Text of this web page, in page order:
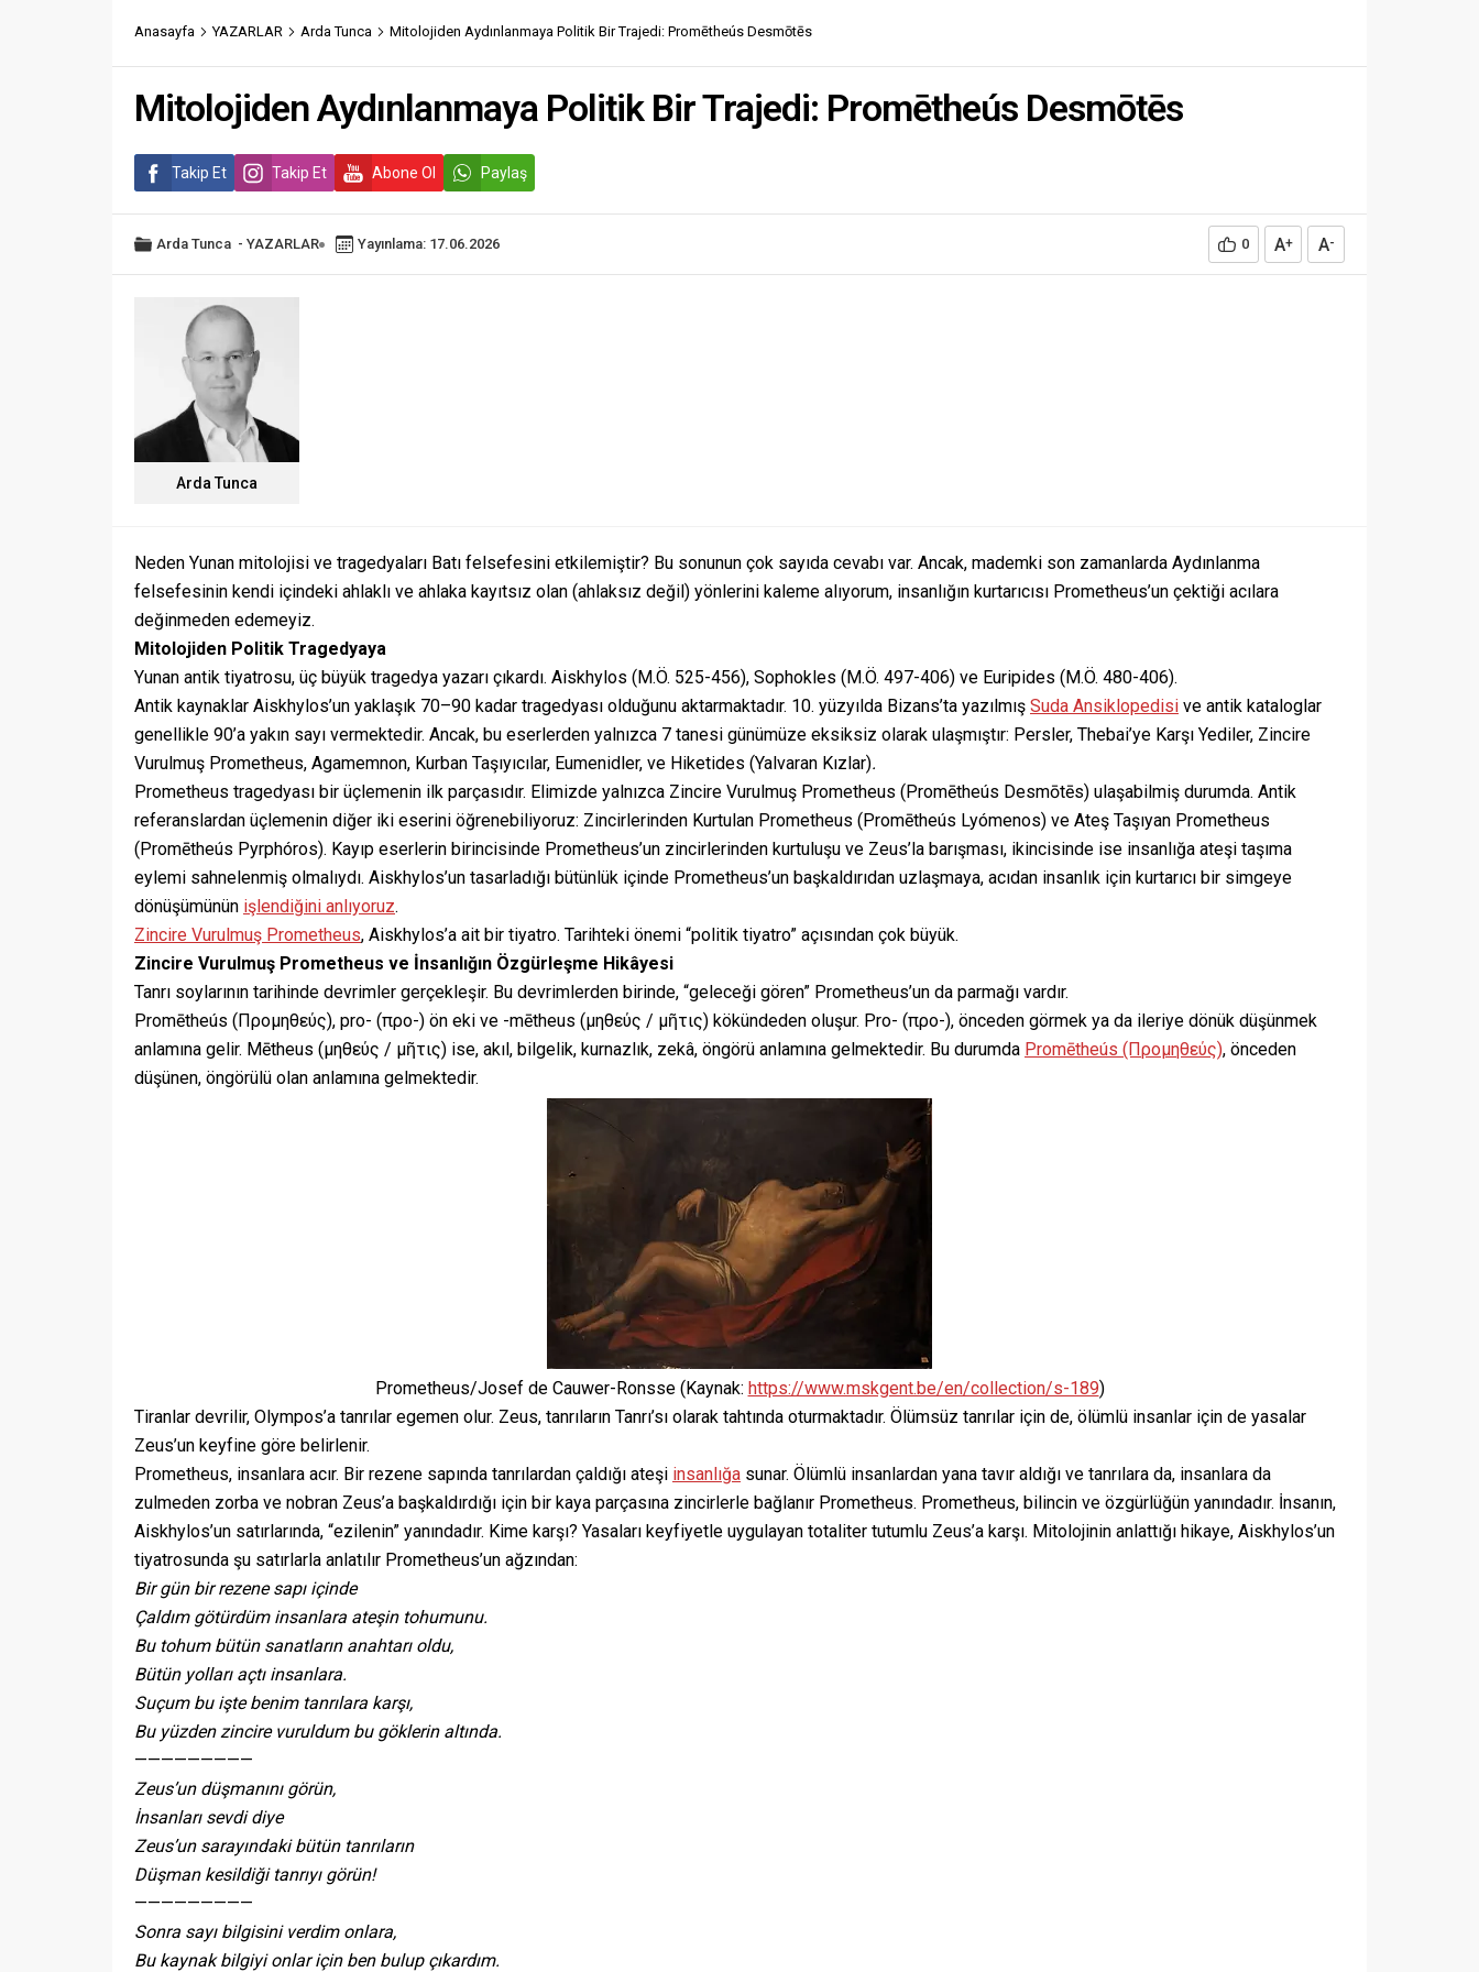
Anasayfa YAZARLAR Arda Tunca Mitolojiden Aydınlanmaya Politik Bir Trajedi: Promētheús Desmōtēs
Mitolojiden Aydınlanmaya Politik Bir Trajedi: Promētheús Desmōtēs
Takip Et Takip Et Abone Ol Paylaş
Arda Tunca - YAZARLAR Yayınlama: 17.06.2026 0 A+ A-
Arda Tunca
Neden Yunan mitolojisi ve tragedyaları Batı felsefesini etkilemiştir? Bu sonunun çok sayıda cevabı var. Ancak, mademki son zamanlarda Aydınlanma
felsefesinin kendi içindeki ahlaklı ve ahlaka kayıtsız olan (ahlaksız değil) yönlerini kaleme alıyorum, insanlığın kurtarıcısı Prometheus’un çektiği acılara
değinmeden edemeyiz.
Mitolojiden Politik Tragedyaya
Yunan antik tiyatrosu, üç büyük tragedya yazarı çıkardı. Aiskhylos (M.Ö. 525-456), Sophokles (M.Ö. 497-406) ve Euripides (M.Ö. 480-406).
Antik kaynaklar Aiskhylos’un yaklaşık 70–90 kadar tragedyası olduğunu aktarmaktadır. 10. yüzyılda Bizans’ta yazılmış Suda Ansiklopedisi ve antik kataloglar
genellikle 90’a yakın sayı vermektedir. Ancak, bu eserlerden yalnızca 7 tanesi günümüze eksiksiz olarak ulaşmıştır: Persler, Thebai’ye Karşı Yediler, Zincire
Vurulmuş Prometheus, Agamemnon, Kurban Taşıyıcılar, Eumenidler, ve Hiketides (Yalvaran Kızlar).
Prometheus tragedyası bir üçlemenin ilk parçasıdır. Elimizde yalnızca Zincire Vurulmuş Prometheus (Promētheús Desmōtēs) ulaşabilmiş durumda. Antik
referanslardan üçlemenin diğer iki eserini öğrenebiliyoruz: Zincirlerinden Kurtulan Prometheus (Promētheús Lyómenos) ve Ateş Taşıyan Prometheus
(Promētheús Pyrphóros). Kayıp eserlerin birincisinde Prometheus’un zincirlerinden kurtuluşu ve Zeus’la barışması, ikincisinde ise insanlığa ateşi taşıma
eylemi sahnelenmiş olmalıydı. Aiskhylos’un tasarladığı bütünlük içinde Prometheus’un başkaldırıdan uzlaşmaya, acıdan insanlık için kurtarıcı bir simgeye
dönüşümünün işlendiğini anlıyoruz.
Zincire Vurulmuş Prometheus, Aiskhylos’a ait bir tiyatro. Tarihteki önemi “politik tiyatro” açısından çok büyük.
Zincire Vurulmuş Prometheus ve İnsanlığın Özgürleşme Hikâyesi
Tanrı soylarının tarihinde devrimler gerçekleşir. Bu devrimlerden birinde, “geleceği gören” Prometheus’un da parmağı vardır.
Promētheús (Προμηθεύς), pro- (προ-) ön eki ve -mētheus (μηθεύς / μῆτις) kökündeden oluşur. Pro- (προ-), önceden görmek ya da ileriye dönük düşünmek
anlamına gelir. Mētheus (μηθεύς / μῆτις) ise, akıl, bilgelik, kurnazlık, zekâ, öngörü anlamına gelmektedir. Bu durumda Promētheús (Προμηθεύς), önceden
düşünen, öngörülü olan anlamına gelmektedir.
Prometheus/Josef de Cauwer-Ronsse (Kaynak: https://www.mskgent.be/en/collection/s-189)
Tiranlar devrilir, Olympos’a tanrılar egemen olur. Zeus, tanrıların Tanrı’sı olarak tahtında oturmaktadır. Ölümsüz tanrılar için de, ölümlü insanlar için de yasalar
Zeus’un keyfine göre belirlenir.
Prometheus, insanlara acır. Bir rezene sapında tanrılardan çaldığı ateşi insanlığa sunar. Ölümlü insanlardan yana tavır aldığı ve tanrılara da, insanlara da
zulmeden zorba ve nobran Zeus’a başkaldırdığı için bir kaya parçasına zincirlerle bağlanır Prometheus. Prometheus, bilincin ve özgürlüğün yanındadır. İnsanın,
Aiskhylos’un satırlarında, “ezilenin” yanındadır. Kime karşı? Yasaları keyfiyetle uygulayan totaliter tutumlu Zeus’a karşı. Mitolojinin anlattığı hikaye, Aiskhylos’un
tiyatrosunda şu satırlarla anlatılır Prometheus’un ağzından:
Bir gün bir rezene sapı içinde
Çaldım götürdüm insanlara ateşin tohumunu.
Bu tohum bütün sanatların anahtarı oldu,
Bütün yolları açtı insanlara.
Suçum bu işte benim tanrılara karşı,
Bu yüzden zincire vuruldum bu göklerin altında.
—————————
Zeus’un düşmanını görün,
İnsanları sevdi diye
Zeus’un sarayındaki bütün tanrıların
Düşman kesildiği tanrıyı görün!
—————————
Sonra sayı bilgisini verdim onlara,
Bu kaynak bilgiyi onlar için ben bulup çıkardım.